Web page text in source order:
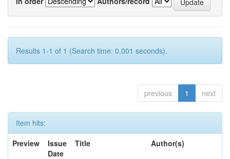
Results 1-1 of 1 (Search time: 0.001 seconds).
previous 1 next
Item hits:
Preview
Issue
Date
Title Author(s)